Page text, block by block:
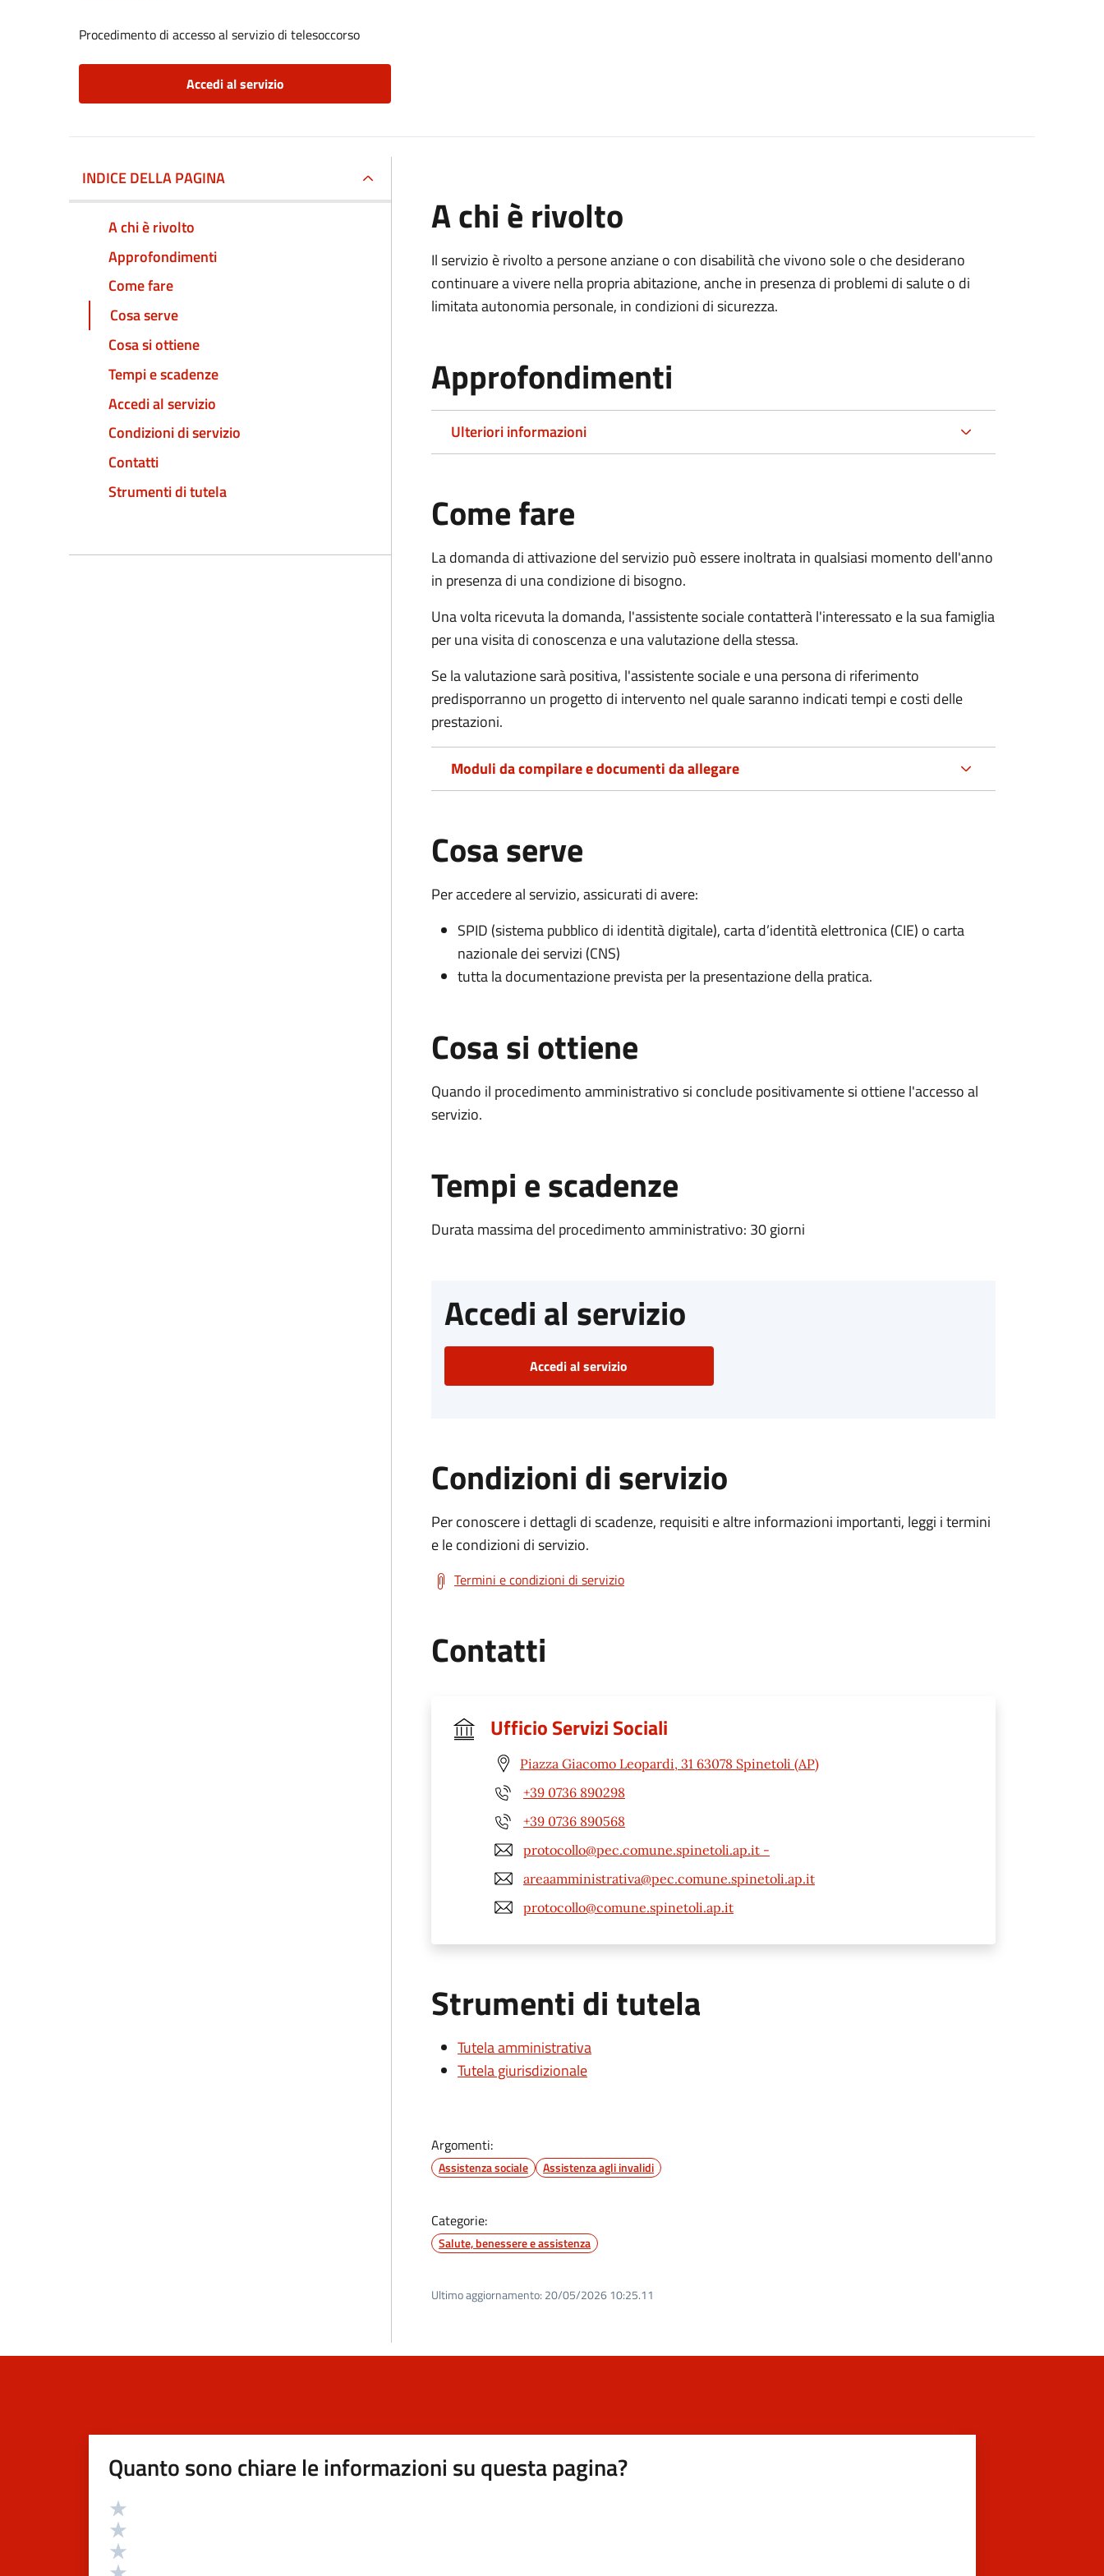
Procedimento di accesso al servizio di telesoccorso
Accedi al servizio
INDICE DELLA PAGINA
A chi è rivolto
Approfondimenti
Come fare
Cosa serve
Cosa si ottiene
Tempi e scadenze
Accedi al servizio
Condizioni di servizio
Contatti
Strumenti di tutela
A chi è rivolto
Il servizio è rivolto a persone anziane o con disabilità che vivono sole o che desiderano
continuare a vivere nella propria abitazione, anche in presenza di problemi di salute o di
limitata autonomia personale, in condizioni di sicurezza.
Approfondimenti
Ulteriori informazioni
Come fare
La domanda di attivazione del servizio può essere inoltrata in qualsiasi momento dell'anno
in presenza di una condizione di bisogno.
Una volta ricevuta la domanda, l'assistente sociale contatterà l'interessato e la sua famiglia
per una visita di conoscenza e una valutazione della stessa.
Se la valutazione sarà positiva, l'assistente sociale e una persona di riferimento
predisporranno un progetto di intervento nel quale saranno indicati tempi e costi delle
prestazioni.
Moduli da compilare e documenti da allegare
Cosa serve
Per accedere al servizio, assicurati di avere:
SPID (sistema pubblico di identità digitale), carta d’identità elettronica (CIE) o carta
nazionale dei servizi (CNS)
tutta la documentazione prevista per la presentazione della pratica.
Cosa si ottiene
Quando il procedimento amministrativo si conclude positivamente si ottiene l'accesso al
servizio.
Tempi e scadenze
Durata massima del procedimento amministrativo: 30 giorni
Accedi al servizio
Accedi al servizio
Condizioni di servizio
Per conoscere i dettagli di scadenze, requisiti e altre informazioni importanti, leggi i termini
e le condizioni di servizio.
Termini e condizioni di servizio
Contatti
Ufficio Servizi Sociali
Piazza Giacomo Leopardi, 31 63078 Spinetoli (AP)
+39 0736 890298
+39 0736 890568
protocollo@pec.comune.spinetoli.ap.it -
areaamministrativa@pec.comune.spinetoli.ap.it
protocollo@comune.spinetoli.ap.it
Strumenti di tutela
Tutela amministrativa
Tutela giurisdizionale
Argomenti:
Assistenza sociale Assistenza agli invalidi
Categorie:
Salute, benessere e assistenza
Ultimo aggiornamento: 20/05/2026 10:25.11
Quanto sono chiare le informazioni su questa pagina?
Valutazione